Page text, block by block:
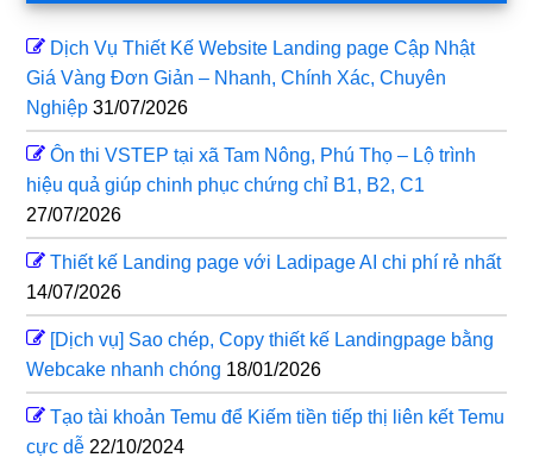
Dịch Vụ Thiết Kế Website Landing page Cập Nhật
Giá Vàng Đơn Giản – Nhanh, Chính Xác, Chuyên
Nghiệp 31/07/2026
Ôn thi VSTEP tại xã Tam Nông, Phú Thọ – Lộ trình
hiệu quả giúp chinh phục chứng chỉ B1, B2, C1
27/07/2026
Thiết kế Landing page với Ladipage AI chi phí rẻ nhất
14/07/2026
[Dịch vụ] Sao chép, Copy thiết kế Landingpage bằng
Webcake nhanh chóng 18/01/2026
Tạo tài khoản Temu để Kiếm tiền tiếp thị liên kết Temu
cực dễ 22/10/2024